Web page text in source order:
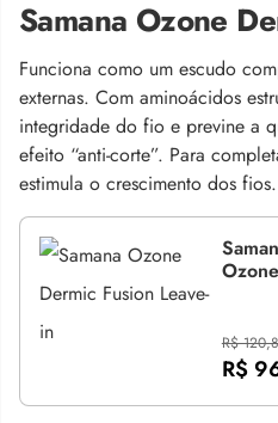
Samana Ozone
Funciona como um escudo
externas. Com aminoácidos
integridade do fio e previne a
efeito “anti-corte”. Para
estimula o crescimento dos fios.
R$
R$